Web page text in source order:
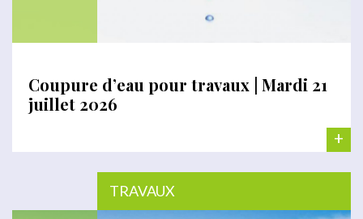
Coupure d’eau pour travaux | Mardi 21
juillet 2026
+
TRAVAUX